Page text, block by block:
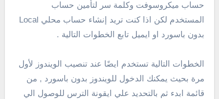
حساب ميكروسوفت وكلمة سر لتأمين حساب
المستخدم لكن اذا كنت تريد إنشاء حساب محلي Local
بدون باسورد او ايميل تابع الخطوات التالية .
الخطوات التالية تستخدم ايضًا عند تنصيب الويندوز لأول
مرة بحيث يمكنك الدخول للويندوز بدون باسورد , من
قائمة ابدء ثم بالتحديد علي ايقونة الترس للوصول الي